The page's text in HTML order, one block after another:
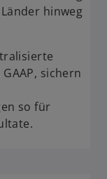
hinweg
sichern
so für